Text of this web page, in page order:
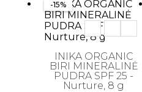
-15%
INIKA ORGANIC
BIRI MINERALINĖ
PUDRA SPF 25 -
Nurture, 8 g